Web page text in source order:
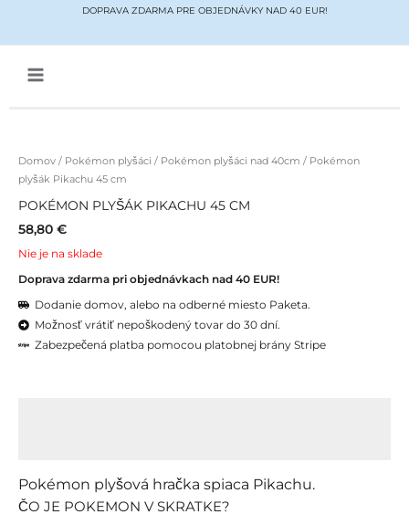
DOPRAVA ZDARMA PRE OBJEDNÁVKY NAD 40 EUR!
Main
Domov / Pokémon plyšáci / Pokémon plyšáci nad 40cm / Pokémon
plyšák Pikachu 45 cm
POKÉMON PLYŠÁK PIKACHU 45 CM
58,80 €
Nie je na sklade
Doprava zdarma pri objednávkach nad 40 EUR!
Dodanie domov, alebo na odberné miesto Paketa.
Možnosť vrátiť nepoškodený tovar do 30 dní.
Zabezpečená platba pomocou platobnej brány Stripe
Pokémon plyšová hračka spiaca Pikachu.
ČO JE POKEMON V SKRATKE?